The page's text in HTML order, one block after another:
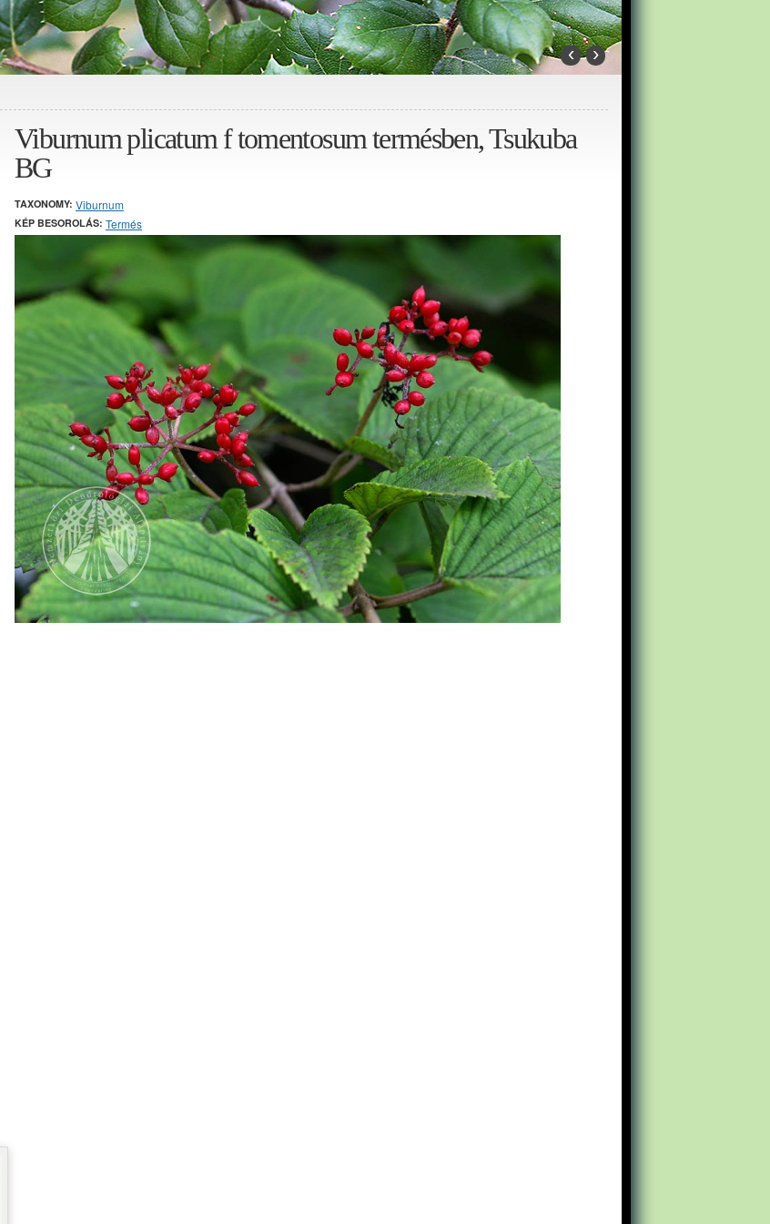
‹ ›
Viburnum plicatum f tomentosum termésben, Tsukuba
BG
TAXONOMY: Viburnum
KÉP BESOROLÁS: Termés